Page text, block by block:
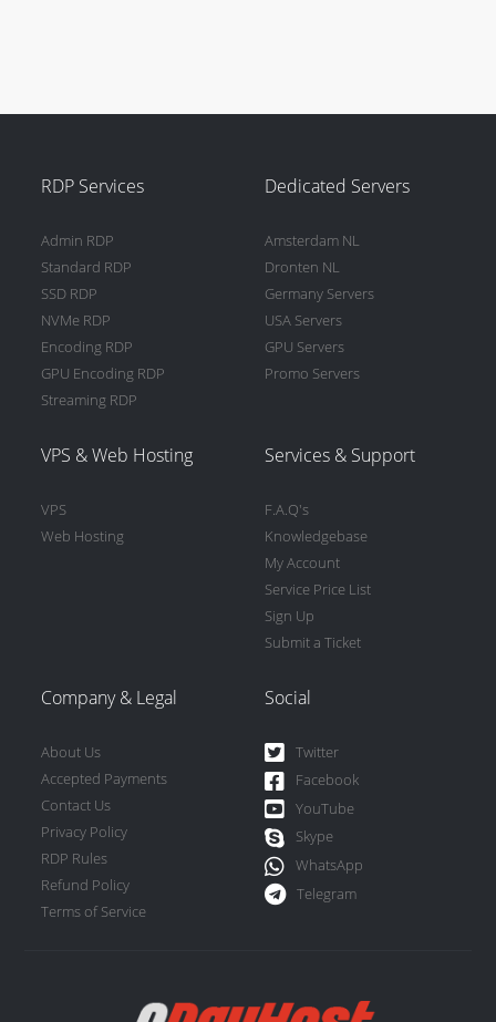
RDP Services
Admin RDP
Standard RDP
SSD RDP
NVMe RDP
Encoding RDP
GPU Encoding RDP
Streaming RDP
Dedicated Servers
Amsterdam NL
Dronten NL
Germany Servers
USA Servers
GPU Servers
Promo Servers
VPS & Web Hosting
VPS
Web Hosting
Services & Support
F.A.Q's
Knowledgebase
My Account
Service Price List
Sign Up
Submit a Ticket
Company & Legal
About Us
Accepted Payments
Contact Us
Privacy Policy
RDP Rules
Refund Policy
Terms of Service
Social
Twitter
Facebook
YouTube
Skype
WhatsApp
Telegram